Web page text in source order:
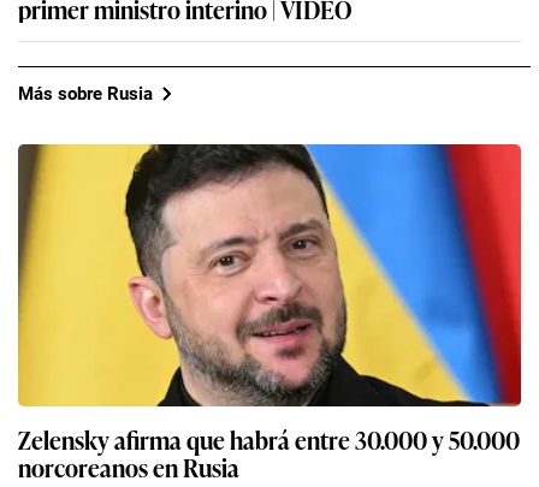
primer ministro interino | VIDEO
Más sobre Rusia
Zelensky afirma que habrá entre 30.000 y 50.000
norcoreanos en Rusia